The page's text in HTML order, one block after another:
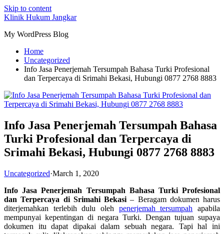
Skip to content
Klinik Hukum Jangkar
My WordPress Blog
Home
Uncategorized
Info Jasa Penerjemah Tersumpah Bahasa Turki Profesional
dan Terpercaya di Srimahi Bekasi, Hubungi 0877 2768 8883
Info Jasa Penerjemah Tersumpah Bahasa
Turki Profesional dan Terpercaya di
Srimahi Bekasi, Hubungi 0877 2768 8883
Uncategorized·March 1, 2020
Info Jasa Penerjemah Tersumpah Bahasa Turki Profesional
dan Terpercaya di Srimahi Bekasi – Beragam dokumen harus
diterjemahkan terlebih dulu oleh penerjemah tersumpah apabila
mempunyai kepentingan di negara Turki. Dengan tujuan supaya
dokumen itu dapat dipakai dalam sebuah negara. Tapi hal ini